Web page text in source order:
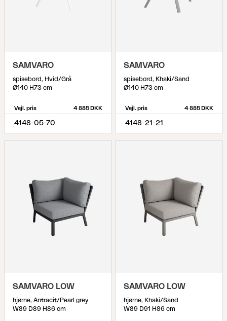
SAMVARO
spisebord, Hvid/Grå
Ø140 H73 cm
Vejl. pris 4 885 DKK
4148-05-70
SAMVARO
spisebord, Khaki/Sand
Ø140 H73 cm
Vejl. pris 4 885 DKK
4148-21-21
SAMVARO LOW
hjørne, Antracit/Pearl grey
W89 D89 H86 cm
SAMVARO LOW
hjørne, Khaki/Sand
W89 D91 H86 cm